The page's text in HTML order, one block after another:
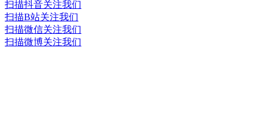
扫描抖音关注我们
扫描B站关注我们
扫描微信关注我们
扫描微博关注我们